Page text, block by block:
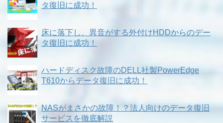
タ復旧に成功！
床に落下し、異音がする外付けHDDからのデー
タ復旧に成功！
ハードディスク故障のDELL社製PowerEdge
T610からデータ復旧に成功！
NASがまさかの故障！？法人向けのデータ復旧
サービスを徹底解説